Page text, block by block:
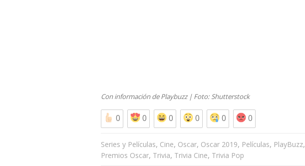
Con información dePlaybuzz| Foto: Shutterstock
0 0 0 0 0 0
Series y Películas, Cine, Oscar, Oscar 2019, Películas, PlayBuzz,
Premios Oscar, Trivia, Trivia Cine, Trivia Pop